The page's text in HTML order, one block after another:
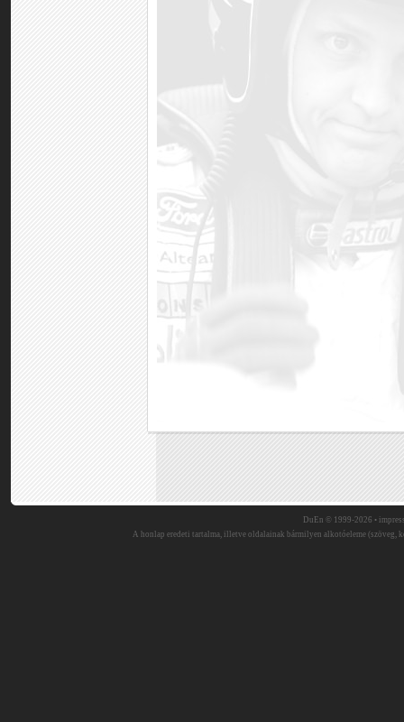
DuEn © 1999-2026 •
A honlap eredeti tartalma, illetve oldalainak bármilyen alkotóeleme (szöveg,